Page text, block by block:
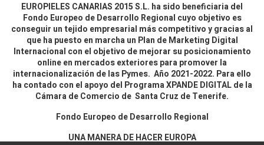
EUROPIELES CANARIAS 2015 S.L. ha sido beneficiaria del
Fondo Europeo de Desarrollo Regional cuyo objetivo es
conseguir un tejido empresarial más competitivo y gracias al
que ha puesto en marcha un Plan de Marketing Digital
Internacional con el objetivo de mejorar su posicionamiento
online en mercados exteriores para promover la
internacionalización de las Pymes. Año 2021-2022. Para ello
ha contado con el apoyo del Programa XPANDE DIGITAL de la
Cámara de Comercio de Santa Cruz de Tenerife.
Fondo Europeo de Desarrollo Regional
UNA MANERA DE HACER EUROPA